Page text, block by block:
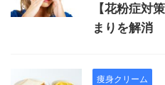
【花粉症対
まりを解消
痩身クリーム